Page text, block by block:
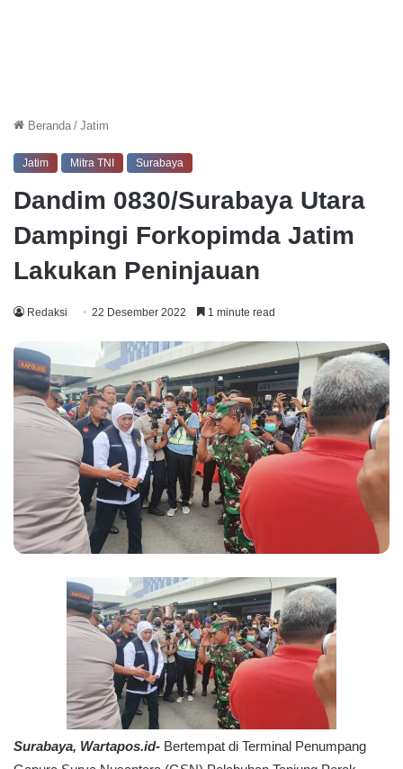
Beranda / Jatim
Jatim Mitra TNI Surabaya
Dandim 0830/Surabaya Utara
Dampingi Forkopimda Jatim
Lakukan Peninjauan
Redaksi 22 Desember 2022 1 minute read
Surabaya, Wartapos.id- Bertempat di Terminal Penumpang